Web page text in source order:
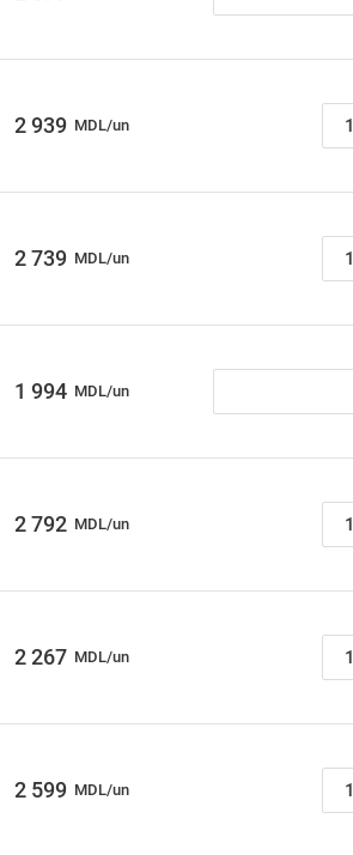
2 939 MDL/un
2 739 MDL/un
1 994 MDL/un
2 792 MDL/un
2 267 MDL/un
2 599 MDL/un